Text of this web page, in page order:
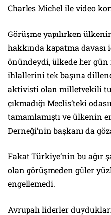
Charles Michel ile video
Görüşme yapılırken
hakkında kapatma davası
önündeydi, ülkede her gün
ihlallerini tek başına
aktivisti olan milletvekili
çıkmadığı Meclis’teki
tamamlamıştı ve ülkenin
Derneği’nin başkanı da
Fakat Türkiye’nin bu ağır
olan görüşmeden güler
engellemedi.
Avrupalı liderler